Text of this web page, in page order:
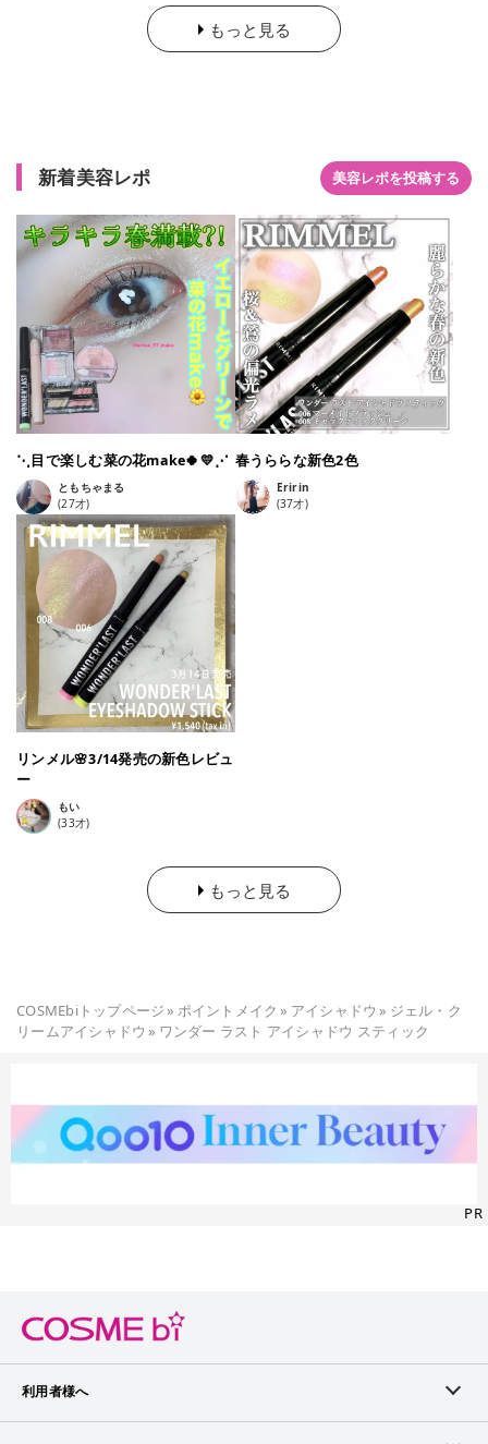
強いウォータープルーフ処方だから メイクしたてのキラめきが
長時間*1続くんだそう！ *1 リンメル調べ 私が頂いたカラーは
・001 スターシャインドリーム ・004 ソフトバブルズ ・007
のソフトバブルズが合うと思う👌🏻 ̖́-‬ 001のスターシャインドリ
ームは締め色みたいな発色だけど浮く感じのしないのがよかっ
意外と馴染むタイプの赤シャドウでよかった♡ 近々ワンダー ラ
スト アイシャドウ スティックを使ったアイメイク投稿するね！
最後までご覧頂きありがとうございました🧸‪ もしよかったら💗
よろしくお願いしますm(_ _)m また次回の投稿でお会いしまし
ょ~~~🫧🤍 ※無断転載防止のために画像にユザネが入ってます
インスタ､LIPS､Lemon8などに@arikui_57_makeと書かれた同
じ画像がありますがそれは全部あたしのです #RIMMEL #ワン
ダーラストアイシャドウスティック #リンメルロンドナー #ス
ターシャインドリーム #ソフトバブルズ #ピンクフィズ #コス
メ好き #コスメ好きさんと繋がりたい #コスメ好きな人と繋が
い #コスメ好きな方と繋がりたい #コスメ垢 #コスメ垢と繋が
りたい #コスメ垢さんと繋がりたい #秋っぽ先取りメイク
もっと見る
新着美容レポ 美容レポを投稿する
⋱目で楽しむ菜の花make🍀💛⋰
ともちゃまる
(27才)
春うららな新色2色
Eririn
(37才)
リンメル🌸3/14発売の新色レビュ
ー
もい
(33才)
もっと見る
COSMEbiトップページ» ポイントメイク » アイシャドウ » ジェル・ク
リームアイシャドウ » ワンダー ラスト アイシャドウ スティック
PR
利用者様へ